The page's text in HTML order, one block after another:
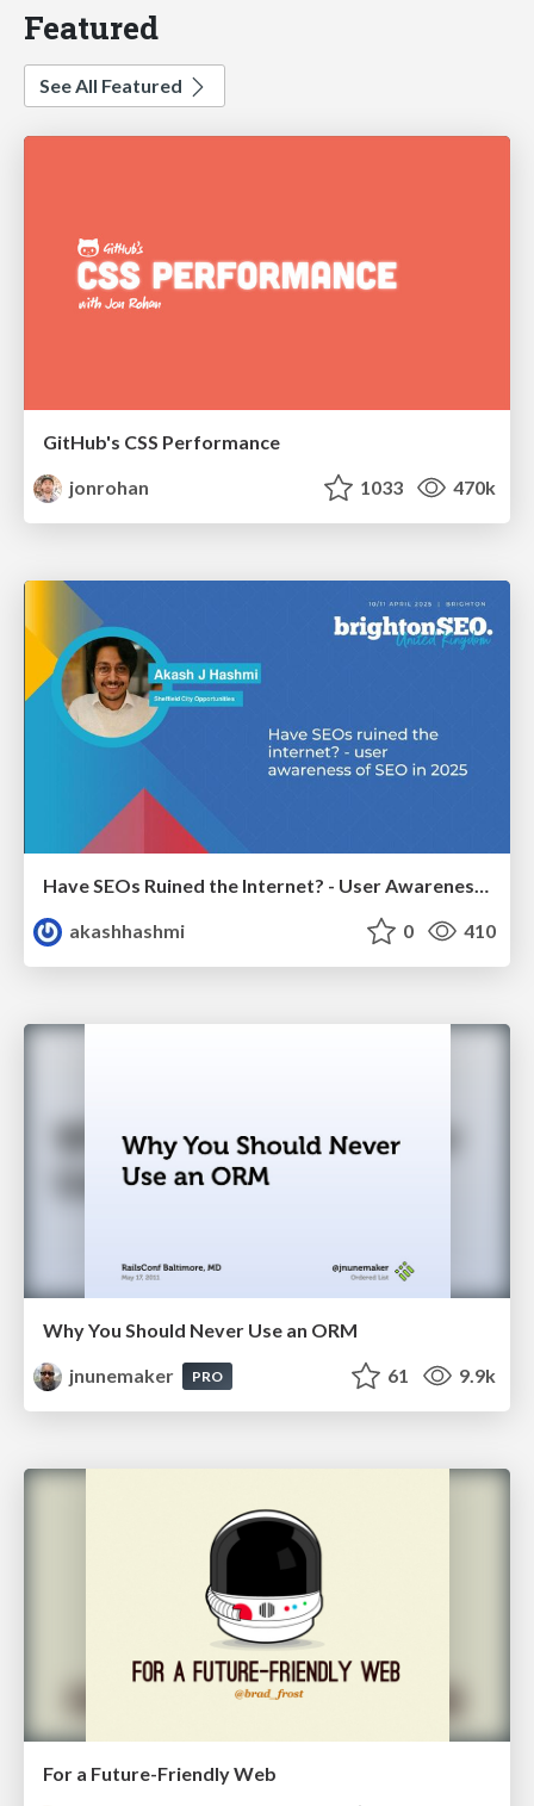
Featured
See All Featured
GitHub's CSS Performance
jonrohan
1033 470k
Have SEOs Ruined the Internet? - User Awareness of SEO in 2025
akashhashmi
0 410
Why You Should Never Use an ORM
jnunemaker
PRO 61 9.9k
For a Future-Friendly Web